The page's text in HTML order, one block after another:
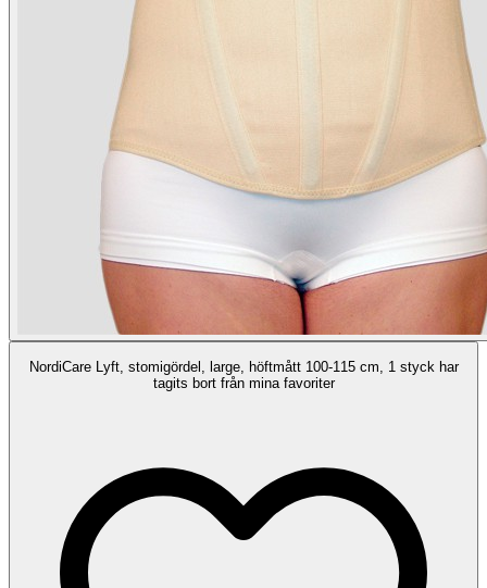
NordiCare Lyft, stomigördel, large, höftmått 100-115 cm, 1 styck har
tagits bort från mina favoriter